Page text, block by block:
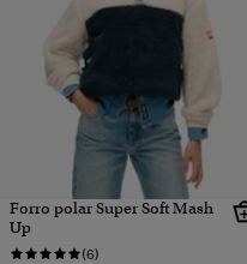
Forro polar Super Soft Mash
Up
(6)